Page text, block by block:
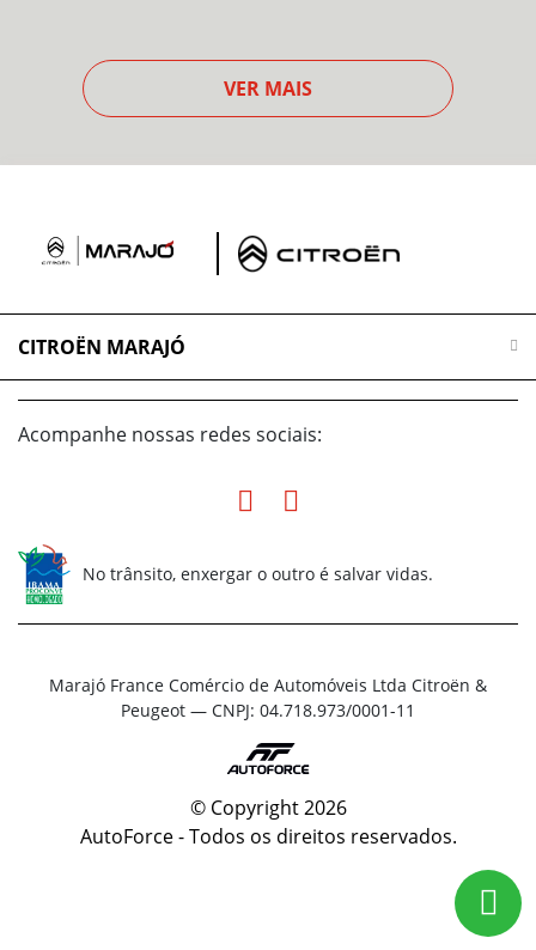
VER MAIS
CITROËN MARAJÓ
Acompanhe nossas redes sociais:
No trânsito, enxergar o outro é salvar vidas.
Marajó France Comércio de Automóveis Ltda Citroën &
Peugeot — CNPJ: 04.718.973/0001-11
© Copyright 2026
AutoForce - Todos os direitos reservados.